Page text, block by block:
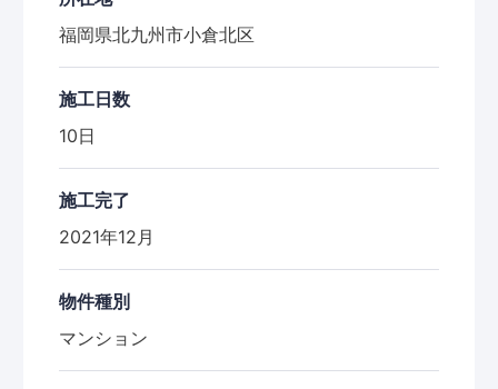
福岡県北九州市小倉北区
施工日数
10日
施工完了
2021年12月
物件種別
マンション